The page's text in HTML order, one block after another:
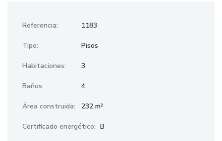
Referencia: 1183
Tipo: Pisos
Habitaciones: 3
Baños: 4
Área construida: 232 m²
Certificado energético: B